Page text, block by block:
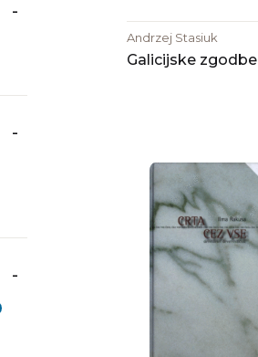
-
-
-
Andrzej Stasiuk
Galicijske zgodbe